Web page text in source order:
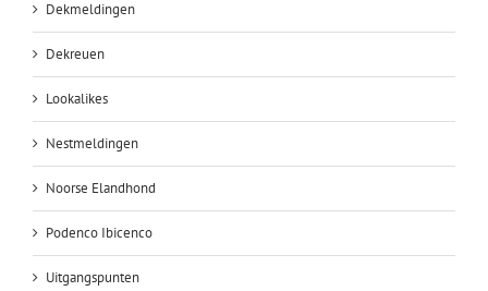
Dekmeldingen
Dekreuen
Lookalikes
Nestmeldingen
Noorse Elandhond
Podenco Ibicenco
Uitgangspunten